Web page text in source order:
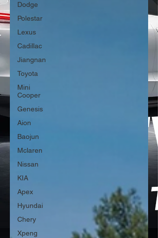
Dodge
Polestar
Lexus
Cadillac
Jiangnan
Toyota
Mini
Cooper
Genesis
Aion
Baojun
Mclaren
Nissan
KIA
Apex
Hyundai
Chery
Xpeng